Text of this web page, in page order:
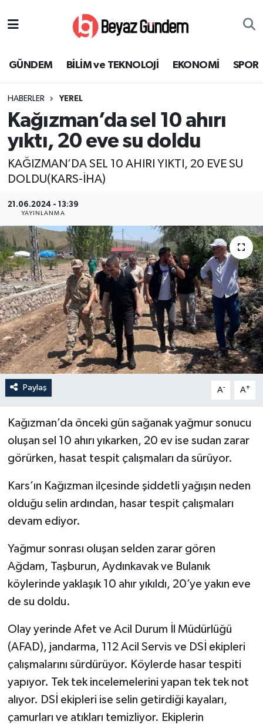
GÜNDEM BİLİM ve TEKNOLOJİ EKONOMİ SPOR
HABERLER YEREL
Kağızman’da sel 10 ahırı
yıktı, 20 eve su doldu
KAĞIZMAN’DA SEL 10 AHIRI YIKTI, 20 EVE SU
DOLDU(KARS-İHA)
21.06.2024 - 13:39
YAYINLANMA
Paylaş A- A+
Kağızman’da önceki gün sağanak yağmur sonucu
oluşan sel 10 ahırı yıkarken, 20 ev ise sudan zarar
görürken, hasat tespit çalışmaları da sürüyor.
Kars’ın Kağızman ilçesinde şiddetli yağışın neden
olduğu selin ardından, hasar tespit çalışmaları
devam ediyor.
Yağmur sonrası oluşan selden zarar gören
Ağdam, Taşburun, Aydınkavak ve Bulanık
köylerinde yaklaşık 10 ahır yıkıldı, 20’ye yakın eve
de su doldu.
Olay yerinde Afet ve Acil Durum İl Müdürlüğü
(AFAD), jandarma, 112 Acil Servis ve DSİ ekipleri
çalışmalarını sürdürüyor. Köylerde hasar tespiti
yapıyor. Tek tek incelemelerini yapan tek tek not
alıyor. DSİ ekipleri ise selin getirdiği kayaları,
çamurları ve atıkları temizliyor. Ekiplerin
EKONOMİ
SPOR
SAĞLIK
KÜLTÜR SANAT
MAGAZİN
YEREL
Süper Lig Puan Durumu ve Fikstür
Tüm Manşetler
Son Dakika Haberleri